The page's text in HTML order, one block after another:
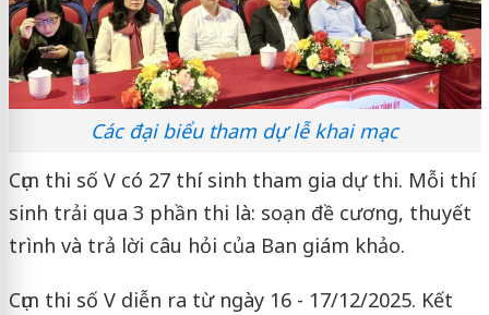
Các đại biểu tham dự lễ khai mạc
Cụm thi số V có 27 thí sinh tham gia dự thi. Mỗi thí
sinh trải qua 3 phần thi là: soạn đề cương, thuyết
trình và trả lời câu hỏi của Ban giám khảo.
Cụm thi số V diễn ra từ ngày 16 - 17/12/2025. Kết